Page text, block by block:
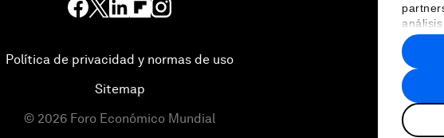
haya
hecho
Política de privacidad y normas de uso
Sitemap
© 2026 Foro Económico Mundial